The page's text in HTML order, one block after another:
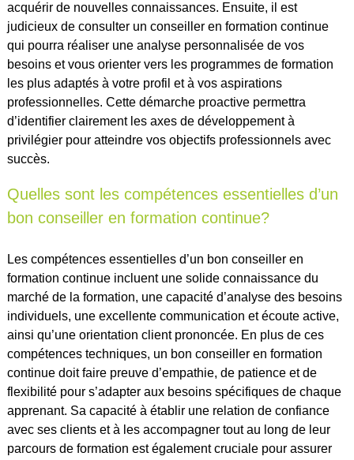
acquérir de nouvelles connaissances. Ensuite, il est
judicieux de consulter un conseiller en formation continue
qui pourra réaliser une analyse personnalisée de vos
besoins et vous orienter vers les programmes de formation
les plus adaptés à votre profil et à vos aspirations
professionnelles. Cette démarche proactive permettra
d’identifier clairement les axes de développement à
privilégier pour atteindre vos objectifs professionnels avec
succès.
Quelles sont les compétences essentielles d’un
bon conseiller en formation continue?
Les compétences essentielles d’un bon conseiller en
formation continue incluent une solide connaissance du
marché de la formation, une capacité d’analyse des besoins
individuels, une excellente communication et écoute active,
ainsi qu’une orientation client prononcée. En plus de ces
compétences techniques, un bon conseiller en formation
continue doit faire preuve d’empathie, de patience et de
flexibilité pour s’adapter aux besoins spécifiques de chaque
apprenant. Sa capacité à établir une relation de confiance
avec ses clients et à les accompagner tout au long de leur
parcours de formation est également cruciale pour assurer